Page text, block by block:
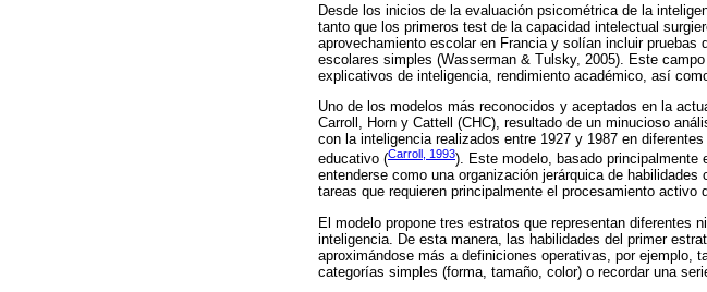
Desde los inicios de la evaluación psicométrica de la
tanto que los primeros test de la capacidad intelectual
aprovechamiento escolar en Francia y solían incluir
escolares simples (Wasserman & Tulsky, 2005). Este
explicativos de inteligencia, rendimiento académico, así
Uno de los modelos más reconocidos y aceptados en la
Carroll, Horn y Cattell (CHC), resultado de un minucioso
con la inteligencia realizados entre 1927 y 1987 en
educativo (Carroll, 1993). Este modelo, basado principalmente
entenderse como una organización jerárquica de
tareas que requieren principalmente el procesamiento activo
El modelo propone tres estratos que representan diferentes
inteligencia. De esta manera, las habilidades del primer
aproximándose más a definiciones operativas, por ejemplo,
categorías simples (forma, tamaño, color) o recordar una